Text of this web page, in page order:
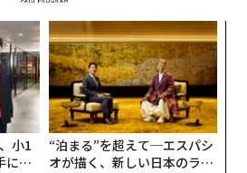
小1
にし
“泊まる”を超えて─エスパシ
オが描く、新しい日本のラグ